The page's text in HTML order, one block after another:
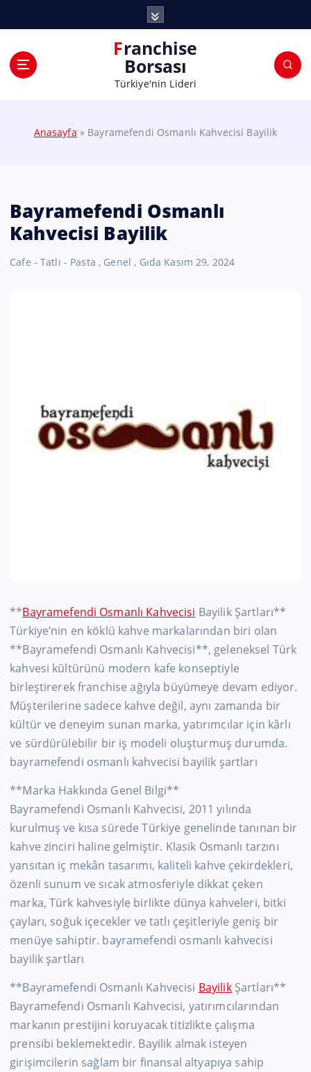
Franchise
Borsası
Türkiye'nin Lideri
Anasayfa » Bayramefendi Osmanlı Kahvecisi Bayilik
Bayramefendi Osmanlı
Kahvecisi Bayilik
Cafe - Tatlı - Pasta , Genel , Gıda Kasım 29, 2024
**Bayramefendi Osmanlı Kahvecisi Bayilik Şartları**
Türkiye’nin en köklü kahve markalarından biri olan
**Bayramefendi Osmanlı Kahvecisi**, geleneksel Türk
kahvesi kültürünü modern kafe konseptiyle
birleştirerek franchise ağıyla büyümeye devam ediyor.
Müşterilerine sadece kahve değil, aynı zamanda bir
kültür ve deneyim sunan marka, yatırımcılar için kârlı
ve sürdürülebilir bir iş modeli oluşturmuş durumda.
bayramefendi osmanlı kahvecisi bayilik şartları
**Marka Hakkında Genel Bilgi**
Bayramefendi Osmanlı Kahvecisi, 2011 yılında
kurulmuş ve kısa sürede Türkiye genelinde tanınan bir
kahve zinciri haline gelmiştir. Klasik Osmanlı tarzını
yansıtan iç mekân tasarımı, kaliteli kahve çekirdekleri,
özenli sunum ve sıcak atmosferiyle dikkat çeken
marka, Türk kahvesiyle birlikte dünya kahveleri, bitki
çayları, soğuk içecekler ve tatlı çeşitleriyle geniş bir
menüye sahiptir. bayramefendi osmanlı kahvecisi
bayilik şartları
**Bayramefendi Osmanlı Kahvecisi BayilikŞartları**
Bayramefendi Osmanlı Kahvecisi, yatırımcılarından
markanın prestijini koruyacak titizlikte çalışma
prensibi beklemektedir. Bayilik almak isteyen
girişimcilerin sağlam bir finansal altyapıya sahip